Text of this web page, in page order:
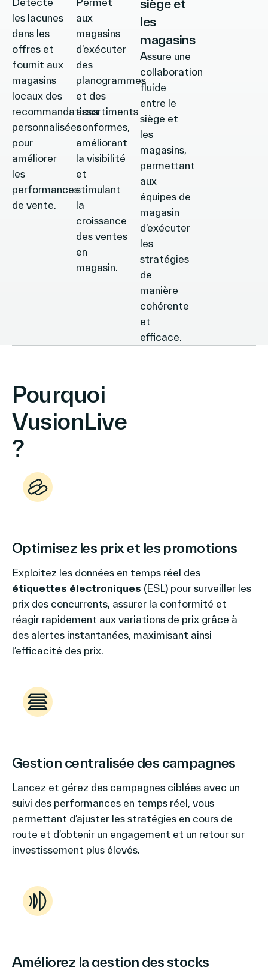
les lacunes
dans les
offres et
fournit aux
magasins
locaux des
recommandations
personnalisées
pour
améliorer
les
performances
de vente.
aux
magasins
d’exécuter
des
planogrammes
et des
assortiments
conformes,
améliorant
la visibilité
et
stimulant
la
croissance
des ventes
en
magasin.
siège et
les
magasins
Assure une
collaboration
fluide
entre le
siège et
les
magasins,
permettant
aux
équipes de
magasin
d’exécuter
les
stratégies
de
manière
cohérente
et
efficace.
Pourquoi
VusionLive
?
Optimisez les prix et les promotions
Exploitez les données en temps réel des
étiquettes électroniques (ESL) pour surveiller les
prix des concurrents, assurer la conformité et
réagir rapidement aux variations de prix grâce à
des alertes instantanées, maximisant ainsi
l’efficacité des prix.
Gestion centralisée des campagnes
Lancez et gérez des campagnes ciblées avec un
suivi des performances en temps réel, vous
permettant d’ajuster les stratégies en cours de
route et d’obtenir un engagement et un retour sur
investissement plus élevés.
Améliorez la gestion des stocks